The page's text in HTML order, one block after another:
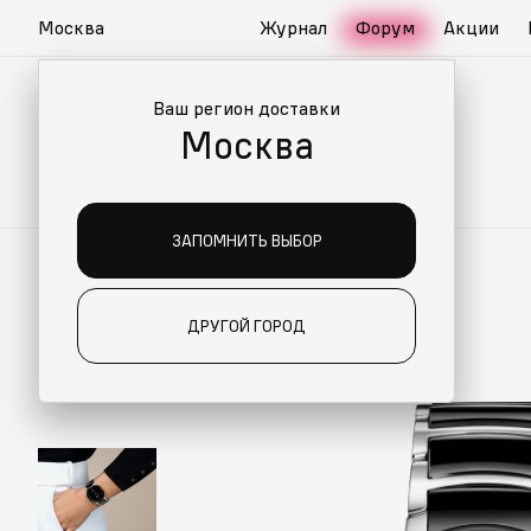
Москва
Ваш регион доставки
Москва
ЗАПОМНИТЬ ВЫБОР
ДРУГОЙ ГОРОД
Журнал Форум Акции
ДЛЯ ВАС